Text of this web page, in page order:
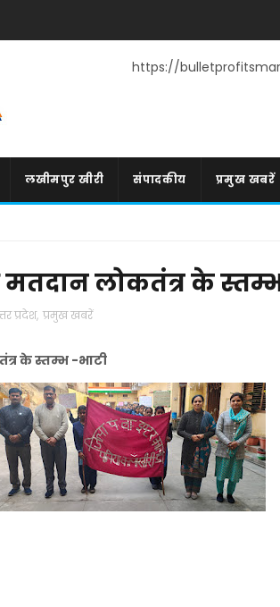
https://
लखीमपुर खीरी संपादकीय प्रमुख खबरें
मतदान लोकतंत्र के
प्रदेश, प्रमुख खबरें
के स्तम्भ -भाटी